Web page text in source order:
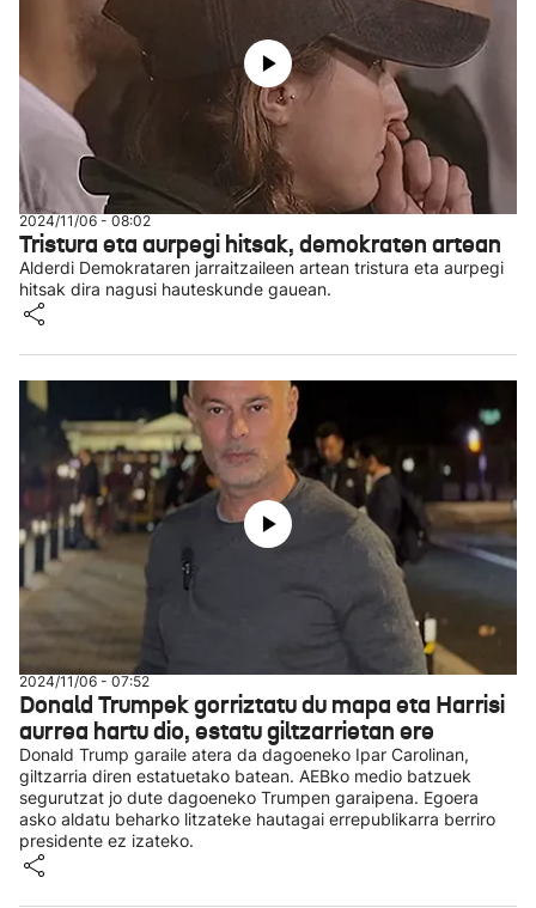
2024/11/06 - 08:02
Tristura eta aurpegi hitsak, demokraten artean
Alderdi Demokrataren jarraitzaileen artean tristura eta aurpegi
hitsak dira nagusi hauteskunde gauean.
2024/11/06 - 07:52
Donald Trumpek gorriztatu du mapa eta Harrisi
aurrea hartu dio, estatu giltzarrietan ere
Donald Trump garaile atera da dagoeneko Ipar Carolinan,
giltzarria diren estatuetako batean. AEBko medio batzuek
segurutzat jo dute dagoeneko Trumpen garaipena. Egoera
asko aldatu beharko litzateke hautagai errepublikarra berriro
presidente ez izateko.